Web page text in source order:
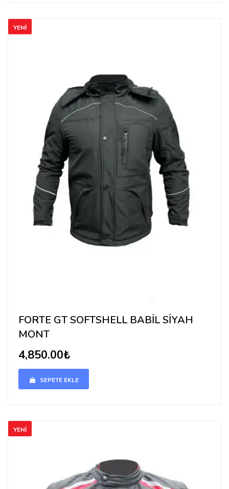
YENİ
FORTE GT SOFTSHELL BABİL SİYAH
MONT
4,850.00₺
SEPETE EKLE
YENİ